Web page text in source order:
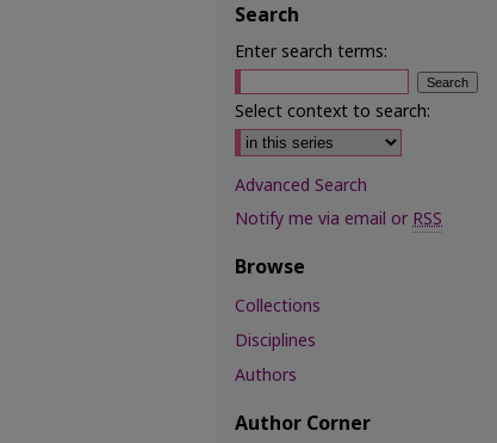
Search
Enter search terms:
Select context to search:
Advanced Search
Notify me via email or RSS
Browse
Collections
Disciplines
Authors
Author Corner